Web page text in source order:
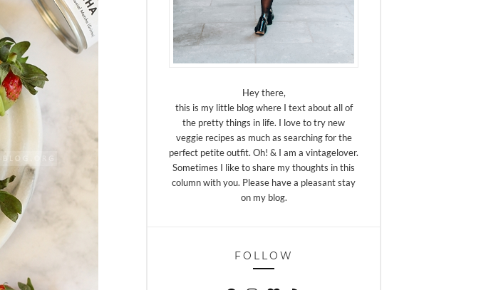
Hey there,
this is my little blog where I text about all of
the pretty things in life. I love to try new
veggie recipes as much as searching for the
perfect petite outfit. Oh! & I am a vintagelover.
Sometimes I like to share my thoughts in this
column with you. Please have a pleasant stay
on my blog.
FOLLOW